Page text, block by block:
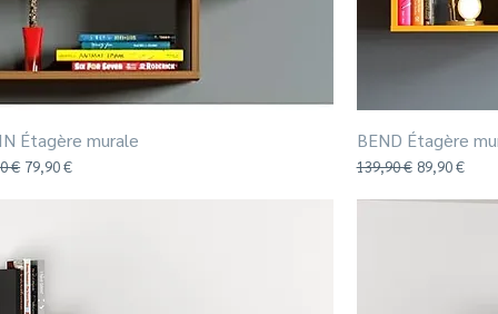
Aperçu rapide
Étagère murale
€ Prix promotionnel
79,90 €
BEND Étagère
Prix original
139,90 € Prix
89,90 €